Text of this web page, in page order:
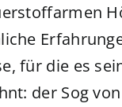
für die es
der Sog